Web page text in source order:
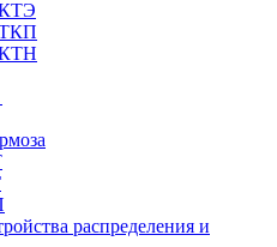
ТКП
КТН
распределения и